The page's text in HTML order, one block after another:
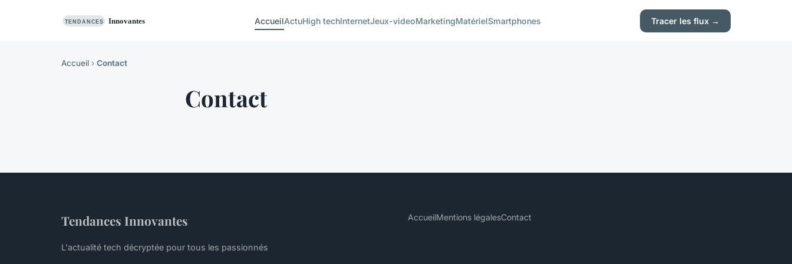
AccueilActuHigh techInternetJeux-videoMarketingMatérielSmartphones Tracer les flux →
Accueil › Contact
Contact
Tendances Innovantes
L'actualité tech décryptée pour tous les passionnés
AccueilMentions légalesContact